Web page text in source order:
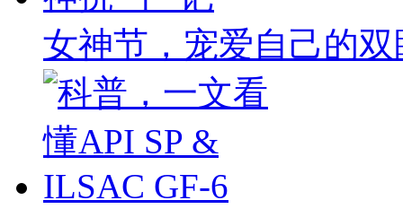
女神节，宠爱自己的